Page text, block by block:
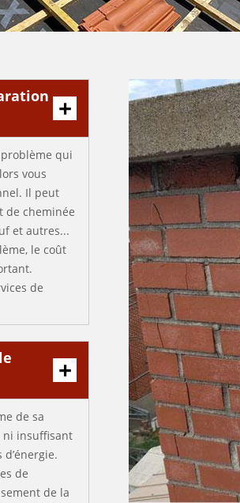
qui
vous
Il peut
de cheminée
et autres...
le coût
de
de sa
ni insuffisant
de
de la